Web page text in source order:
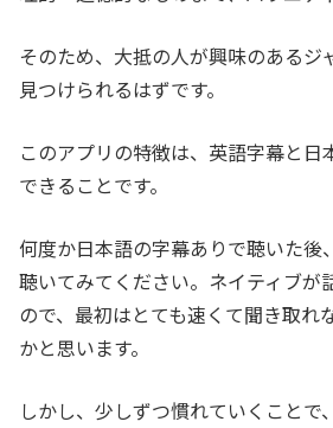
そのため、大抵の人が興味のあるジ
見つけられるはずです。
このアプリの特徴は、英語字幕と日
できることです。
何度か日本語の字幕ありで聴いた後
聴いてみてください。ネイティブが
ので、最初はとても速くて聞き取れ
かと思います。
しかし、少しずつ慣れていくことで